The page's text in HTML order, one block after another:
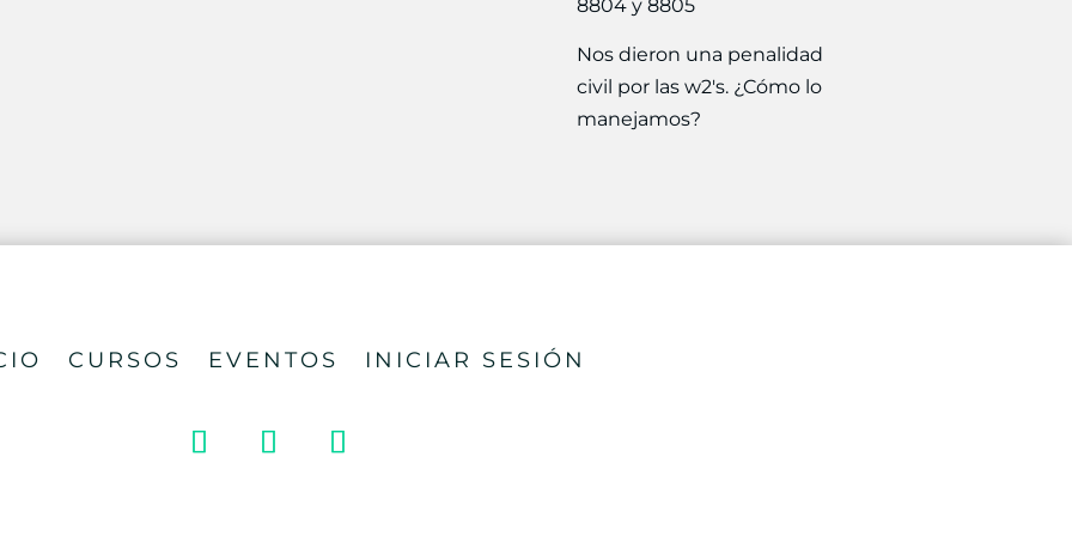
8804 y 8805
Nos dieron una penalidad
civil por las w2's. ¿Cómo lo
manejamos?
CURSOS EVENTOS INICIAR SESIÓN